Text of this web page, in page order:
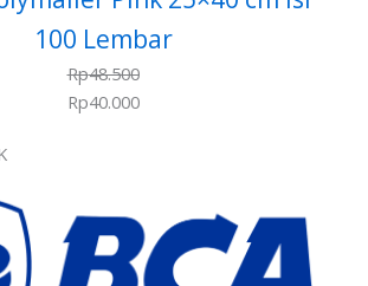
100 Lembar
Rp48.500
Rp40.000